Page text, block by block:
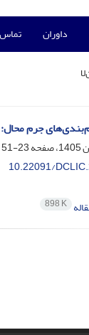
داوران تماس
جرم
23-51
10.22091/
898 K